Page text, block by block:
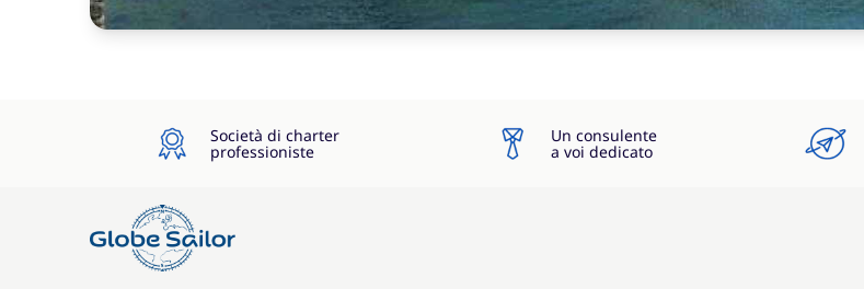
Società di charter
professioniste
Un consulente
a voi dedicato